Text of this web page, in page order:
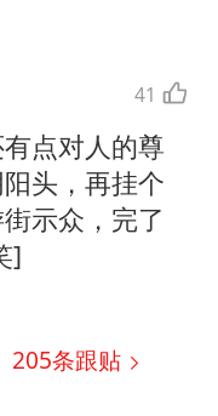
41
点对人的尊
头，再挂个
示众，完了
]
205条跟贴